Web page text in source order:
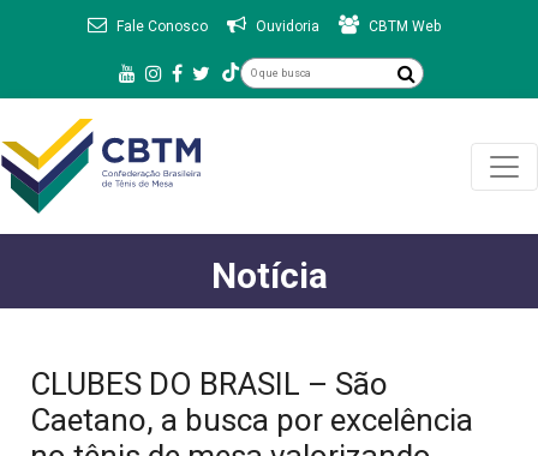
Fale Conosco Ouvidoria CBTM Web
Notícia
CLUBES DO BRASIL – São
Caetano, a busca por excelência